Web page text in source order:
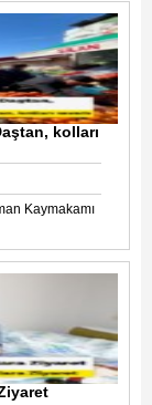
kolları
Kaymakamı